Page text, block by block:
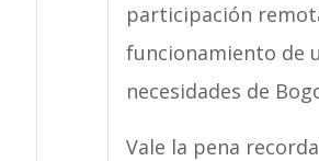
participación
funcionamiento de
necesidades de
Vale la pena